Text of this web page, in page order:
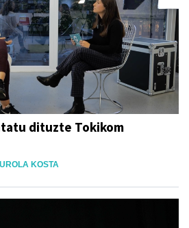
dituzte Tokikom
UROLA KOSTA